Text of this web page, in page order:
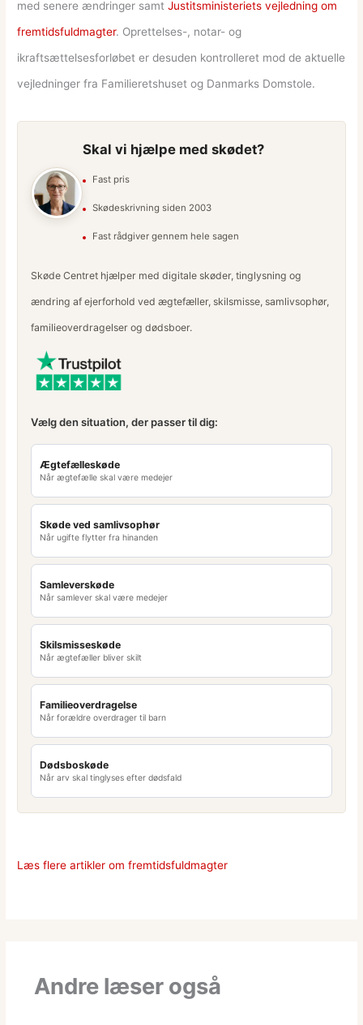
med senere ændringer samtJustitsministeriets vejledning om
fremtidsfuldmagter. Oprettelses-, notar- og
ikraftsættelsesforløbet er desuden kontrolleret mod de aktuelle
vejledninger fra Familieretshuset og Danmarks Domstole.
Skal vi hjælpe med skødet?
Fast pris
Skødeskrivning siden 2003
Fast rådgiver gennem hele sagen
Skøde Centret hjælper med digitale skøder, tinglysning og
ændring af ejerforhold ved ægtefæller, skilsmisse, samlivsophør,
familieoverdragelser og dødsboer.
Vælg den situation, der passer til dig:
Ægtefælleskøde
Når ægtefælle skal være medejer
Skøde ved samlivsophør
Når ugifte flytter fra hinanden
Samleverskøde
Når samlever skal være medejer
Skilsmisseskøde
Når ægtefæller bliver skilt
Familieoverdragelse
Når forældre overdrager til barn
Dødsboskøde
Når arv skal tinglyses efter dødsfald
Læs flere artikler om fremtidsfuldmagter
Andre læser også